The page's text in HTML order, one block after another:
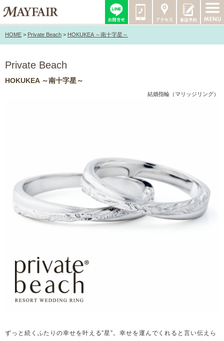
HOME > Private Beach > HOKUKEA ～南十字星～
Private Beach
HOKUKEA ～南十字星～
結婚指輪（マリッジリング）
ずっと続くふたりの幸せを叶える”星”。幸せを運んでくれると言い伝えら